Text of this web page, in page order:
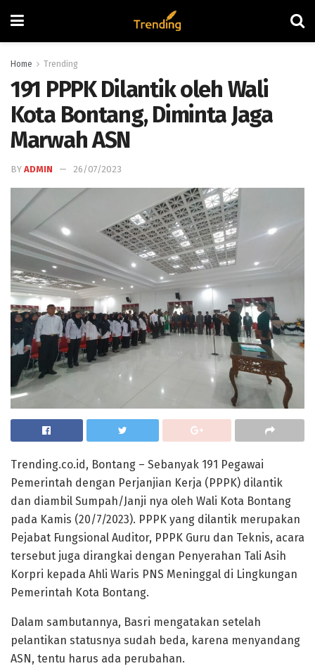
Home Trending
191 PPPK Dilantik oleh Wali
Kota Bontang, Diminta Jaga
Marwah ASN
BY ADMIN 26/07/2023
Trending.co.id, Bontang – Sebanyak 191 Pegawai
Pemerintah dengan Perjanjian Kerja (PPPK) dilantik
dan diambil Sumpah/Janji nya oleh Wali Kota Bontang
pada Kamis (20/7/2023). PPPK yang dilantik merupakan
Pejabat Fungsional Auditor, PPPK Guru dan Teknis, acara
tersebut juga dirangkai dengan Penyerahan Tali Asih
Korpri kepada Ahli Waris PNS Meninggal di Lingkungan
Pemerintah Kota Bontang.
Dalam sambutannya, Basri mengatakan setelah
pelantikan statusnya sudah beda, karena menyandang
ASN, tentu harus ada perubahan.